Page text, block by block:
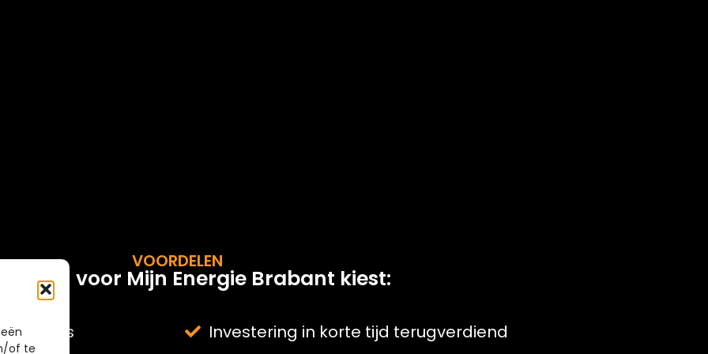
of te
VOORDELEN
u voor Mijn Energie Brabant kiest:
Investering in korte tijd terugverdiend